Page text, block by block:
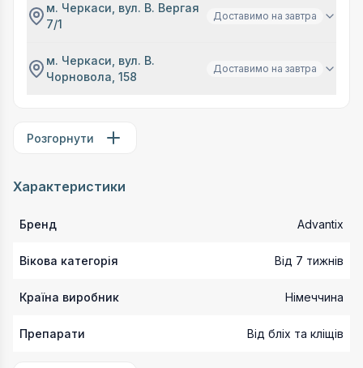
м. Черкаси, вул. В. Вергая
7/1
Доставимо на завтра
м. Черкаси, вул. В.
Чорновола, 158
Доставимо на завтра
Розгорнути
Характеристики
Бренд Advantix
Вікова категорія Від 7 тижнів
Країна виробник Німеччина
Препарати Від бліх та кліщів